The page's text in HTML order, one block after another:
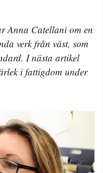
Anna Catellani om en
verk från väst, som
I nästa artikel
i fattigdom under